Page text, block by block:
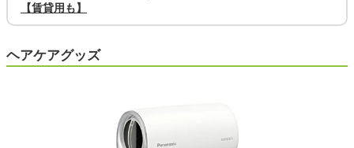
【賃貸用も】
ヘアケアグッズ